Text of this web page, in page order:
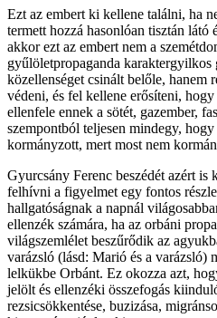
Ezt az embert ki kellene találni, ha
termett hozzá hasonlóan tisztán látó
akkor ezt az embert nem a
gyűlöletpropaganda karaktergyilkos
közellenséget csinált belőle, hanem
védeni, és fel kellene erősíteni,
ellenfele ennek a sötét, gazember,
szempontból teljesen mindegy,
kormányzott, mert most nem
Gyurcsány Ferenc beszédét azért is
felhívni a figyelmet egy fontos
hallgatóságnak a napnál
ellenzék számára, ha az orbáni
világszemlélet beszűrődik az
varázsló (lásd: Marió és a varázsló)
lelkükbe Orbánt. Ez okozza azt,
jelölt és ellenzéki összefogás
rezsicsökkentése, buzizása,